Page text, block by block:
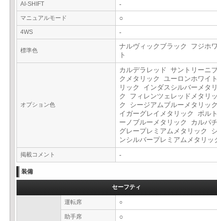
AI-SHIFT -
マニュアルモード ○
4WS -
標準色
ナルヴィックブラック フジホ
ト
オプション色
カルデラレッド サントリーニ
クメタリック ユーロンホワイ
リック インダスシルバーメタ
ク フィレンツェレッドメタリ
ク シージアムブルーメタリッ
イガーグレイメタリック ポル
ーノブルーメタリック カルパ
グレープレミアムメタリック
ンシルバープレミアムメタリ
掲載コメント -
装備
セーフティ
運転席 ○
助手席 ○